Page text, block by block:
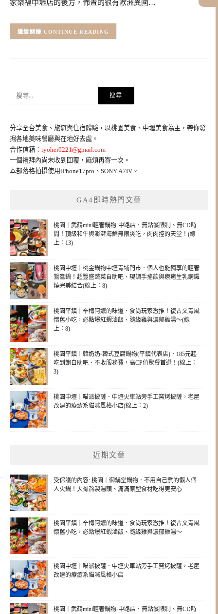
家樂福中壢店的後方，佈置的很有歐洲異國…
CONTINUE READING
字:
分享全台美食、旅遊與住宿體驗，以桃園美食、中壢美食為主，帶你發
掘各地美味餐廳與在地好去處。
合作信箱： ryohei0221@gmail.com
一個禮拜內尚未收到回覆，麻煩再寄一次。
本部落格拍攝使用iPhone17pro、SONY A7IV。
GA4即時熱門文章
桃園｜武鶴mini輕奢鍋物-中路店．無點餐限制、無CD時
間！頂級和牛與澎湃海鮮無限爽吃，肉肉控的天堂！(線
上：13)
桃園中壢｜桃金鍋物中壢青埔門市．個人也能獨享的輕奢
鴛鴦鍋！超豐盛蔬菜自助吧、現調手搖飲與療癒生乳銅鑼
燒完美結合(線上：8)
桃園平鎮｜辛梅阿嬤的味道．食尚玩家激推！復古文青風
懷舊小吃，必點爆紅蝦滷飯、隨緣雞與濃郁雞湯～(線
上：8)
桃園平鎮｜韓奶奶-韓式豆腐鍋物(平鎮代表店)．185元起
吃到飽自助吧、不收服務費，高CP值聚餐首選！(線上：
3)
桃園中壢｜喵派披薩．中壢火車站旁手工窯烤披薩，老屋
改建的療癒系貓咪風格小店(線上：2)
近期文章
受保護的內容: 桃園｜御鍋堂鍋物．不用自己煮的懶人個
人火鍋！大骨熬製湯頭、滿滿原型食材吃得更安心
桃園平鎮｜辛梅阿嬤的味道．食尚玩家激推！復古文青風
懷舊小吃，必點爆紅蝦滷飯、隨緣雞與濃郁雞湯～
桃園中壢｜喵派披薩．中壢火車站旁手工窯烤披薩，老屋
改建的療癒系貓咪風格小店
桃園｜武鶴mini輕奢鍋物-中路店．無點餐限制、無CD時